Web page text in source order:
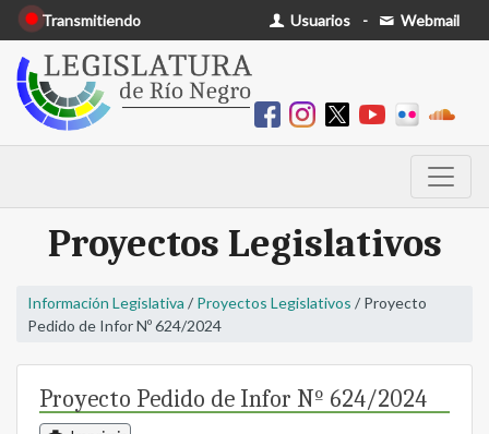
Transmitiendo Usuarios - Webmail
Proyectos Legislativos
Información Legislativa / Proyectos Legislativos / Proyecto
Pedido de Infor Nº 624/2024
Proyecto Pedido de Infor Nº 624/2024